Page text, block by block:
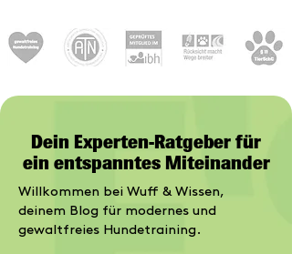
Dein Experten-Ratgeber für
ein entspanntes Miteinander
Willkommen bei Wuff & Wissen,
deinem Blog für modernes und
gewaltfreies Hundetraining.